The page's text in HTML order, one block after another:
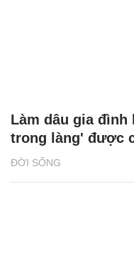
ĐỜI SỐNG
Làm dâu gia đình
trong làng' được